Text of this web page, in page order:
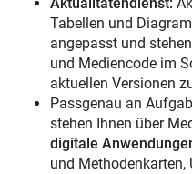
Tabellen und
angepasst und
und Mediencode im
aktuellen Versionen
Passgenau an
stehen Ihnen über
digitale
und Methodenkarten,